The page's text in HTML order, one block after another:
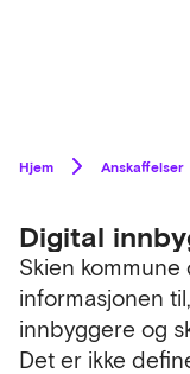
Hjem Anskaffelser
Digital
Skien
informasjonen
innbyggere og
Det er ikke